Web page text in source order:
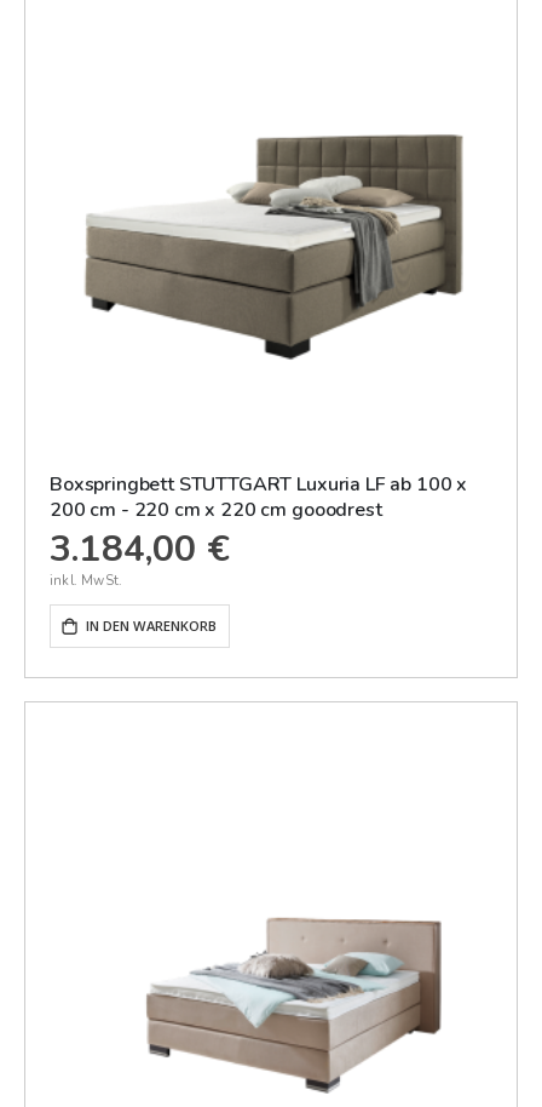
Boxspringbett STUTTGART Luxuria LF ab 100 x
200 cm - 220 cm x 220 cm gooodrest
3.184,00 €
IN DEN WARENKORB